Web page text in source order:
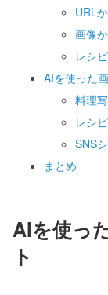
URL
画像
レシ
AIを使った
料理
レシ
SNS
まとめ
AIを使っ
ト